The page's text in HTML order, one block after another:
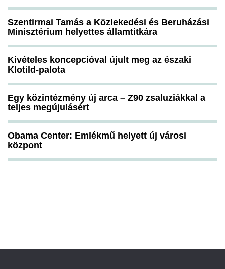
Szentirmai Tamás a Közlekedési és Beruházási
Minisztérium helyettes államtitkára
Kivételes koncepcióval újult meg az északi
Klotild-palota
Egy közintézmény új arca – Z90 zsaluziákkal a
teljes megújulásért
Obama Center: Emlékmű helyett új városi
központ